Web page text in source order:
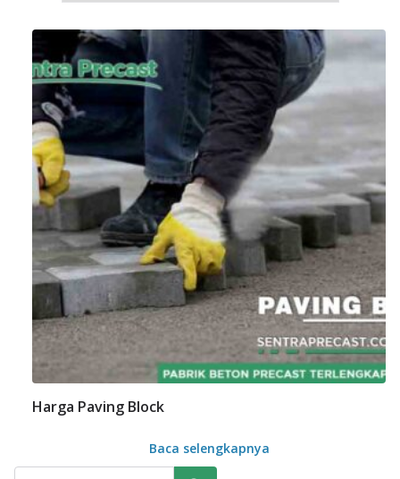
Harga Paving Block
Baca selengkapnya